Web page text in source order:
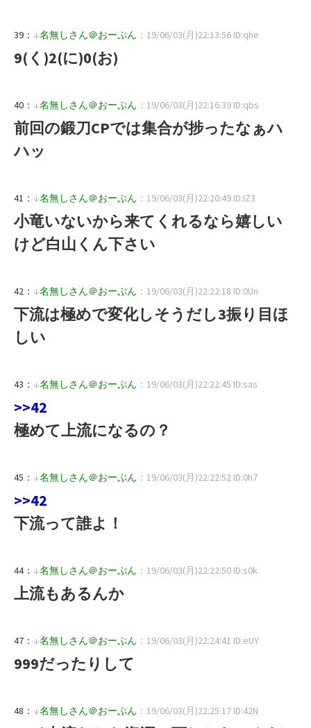
39： ↓名無しさん＠おーぷん ：19/06/03(月)22:13:56 ID:qhe
9(く)2(に)0(お)
40： ↓名無しさん＠おーぷん ：19/06/03(月)22:16:39 ID:qbs
前回の鍛刀CPでは集合が捗ったなぁハ
ハッ
41： ↓名無しさん＠おーぷん ：19/06/03(月)22:20:49 ID:IZ3
小竜いないから来てくれるなら嬉しい
けど白山くん下さい
42： ↓名無しさん＠おーぷん ：19/06/03(月)22:22:18 ID:0Un
下流は極めで変化しそうだし3振り目ほ
しい
43： ↓名無しさん＠おーぷん ：19/06/03(月)22:22:45 ID:sas
>>42
極めて上流になるの？
45： ↓名無しさん＠おーぷん ：19/06/03(月)22:22:52 ID:0h7
>>42
下流って誰よ！
44： ↓名無しさん＠おーぷん ：19/06/03(月)22:22:50 ID:s0k
上流もあるんか
47： ↓名無しさん＠おーぷん ：19/06/03(月)22:24:41 ID:eUY
999だったりして
48： ↓名無しさん＠おーぷん ：19/06/03(月)22:25:17 ID:42N